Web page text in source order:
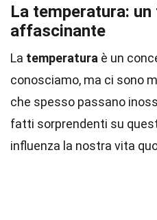
La temperatura:
affascinante
La temperatura è un
conosciamo, ma ci sono
che spesso passano
fatti sorprendenti su
influenza la nostra vita